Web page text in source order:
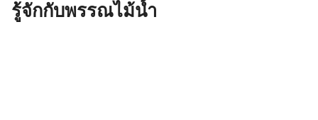
รู้จักกับพรรณไม้น้ำ